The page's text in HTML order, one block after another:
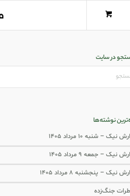
در سایت
نوشته‌ها
نیک – شنبه ۱۰ مرداد ۱۴۰۵
نیک – جمعه ۹ مرداد ۱۴۰۵
نیک – پنجشنبه ۸ مرداد ۱۴۰۵
جنگ‌‌زده